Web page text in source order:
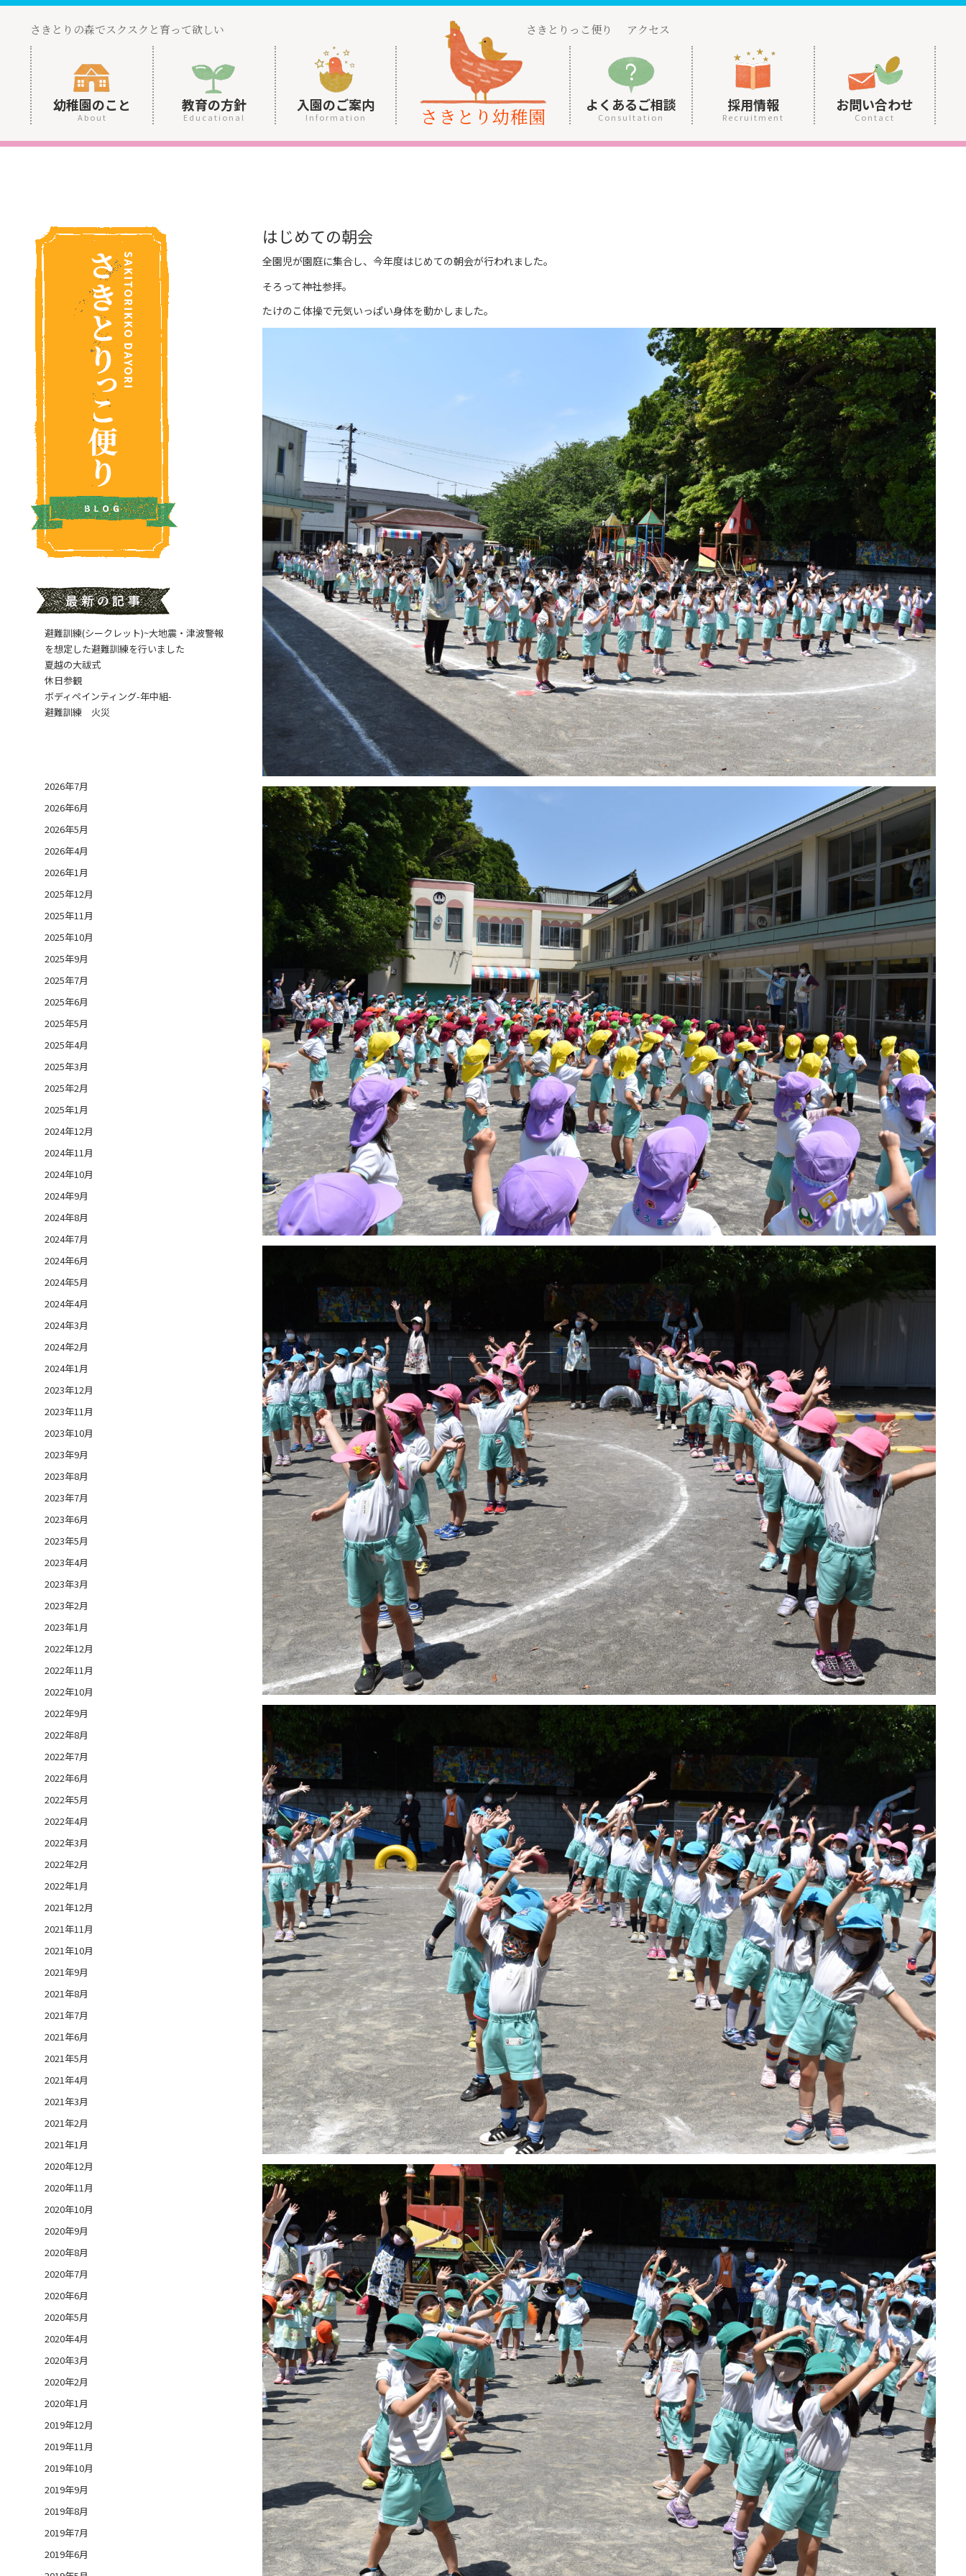
さきとりの森でスクスクと育って欲しい さきとりっこ便り アクセス
さきとり幼稚園
幼稚園のこと
About
教育の方針
Educational
入園のご案内
Information
よくあるご相談
Consultation
採用情報
Recruitment
お問い合わせ
Contact
はじめての朝会
全園児が園庭に集合し、今年度はじめての朝会が行われました。
そろって神社参拝。
たけのこ体操で元気いっぱい身体を動かしました。
避難訓練(シークレット)~大地震・津波警報
を想定した避難訓練を行いました
夏越の大祓式
休日参観
ボディペインティング-年中組-
避難訓練 火災
2026年7月
2026年6月
2026年5月
2026年4月
2026年1月
2025年12月
2025年11月
2025年10月
2025年9月
2025年7月
2025年6月
2025年5月
2025年4月
2025年3月
2025年2月
2025年1月
2024年12月
2024年11月
2024年10月
2024年9月
2024年8月
2024年7月
2024年6月
2024年5月
2024年4月
2024年3月
2024年2月
2024年1月
2023年12月
2023年11月
2023年10月
2023年9月
2023年8月
2023年7月
2023年6月
2023年5月
2023年4月
2023年3月
2023年2月
2023年1月
2022年12月
2022年11月
2022年10月
2022年9月
2022年8月
2022年7月
2022年6月
2022年5月
2022年4月
2022年3月
2022年2月
2022年1月
2021年12月
2021年11月
2021年10月
2021年9月
2021年8月
2021年7月
2021年6月
2021年5月
2021年4月
2021年3月
2021年2月
2021年1月
2020年12月
2020年11月
2020年10月
2020年9月
2020年8月
2020年7月
2020年6月
2020年5月
2020年4月
2020年3月
2020年2月
2020年1月
2019年12月
2019年11月
2019年10月
2019年9月
2019年8月
2019年7月
2019年6月